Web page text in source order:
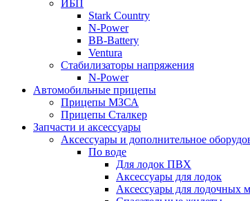
ИБП
Stark Country
N-Power
BB-Battery
Ventura
Стабилизаторы напряжения
N-Power
Автомобильные прицепы
Прицепы МЗСА
Прицепы Сталкер
Запчасти и аксессуары
Аксессуары и дополнительное
По воде
Для лодок ПВХ
Аксессуары для лодок
Аксессуары для лодочных